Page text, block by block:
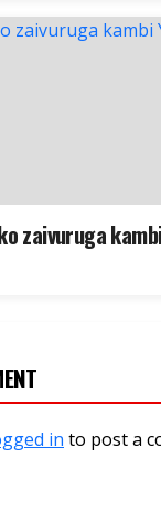
zaivuruga
in to post a